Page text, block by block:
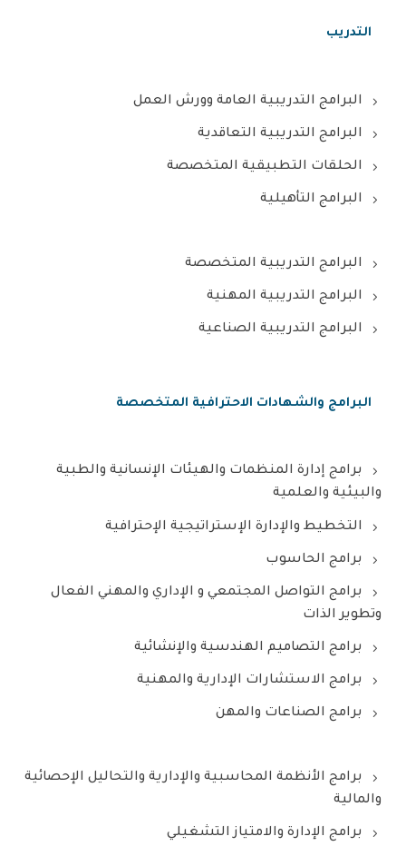
التدريب
البرامج التدريبية العامة وورش العمل
البرامج التدريبية التعاقدية
الحلقات التطبيقية المتخصصة
البرامج التأهيلية
البرامج التدريبية المتخصصة
البرامج التدريبية المهنية
البرامج التدريبية الصناعية
البرامج والشهادات الاحترافية المتخصصة
برامج إدارة المنظمات والهيئات الإنسانية والطبية
والبيئية والعلمية
التخطيط والإدارة الإستراتيجية الإحترافية
برامج الحاسوب
برامج التواصل المجتمعي و الإداري والمهني الفعال
وتطوير الذات
برامج التصاميم الهندسية والإنشائية
برامج الاستشارات الإدارية والمهنية
برامج الصناعات والمهن
برامج الأنظمة المحاسبية والإدارية والتحاليل الإحصائية
والمالية
برامج الإدارة والامتياز التشغيلي